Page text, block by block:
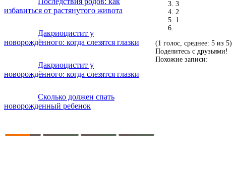
избавиться от растянутого живота
Дакриоцистит у
новорождённого: когда слезятся глазки
Дакриоцистит у
новорождённого: когда слезятся глазки
Сколько должен спать
новорожденный ребенок
3
2
1
(1 голос, среднее: 5 из 5)
Поделитесь с друзьями!
Похожие записи: